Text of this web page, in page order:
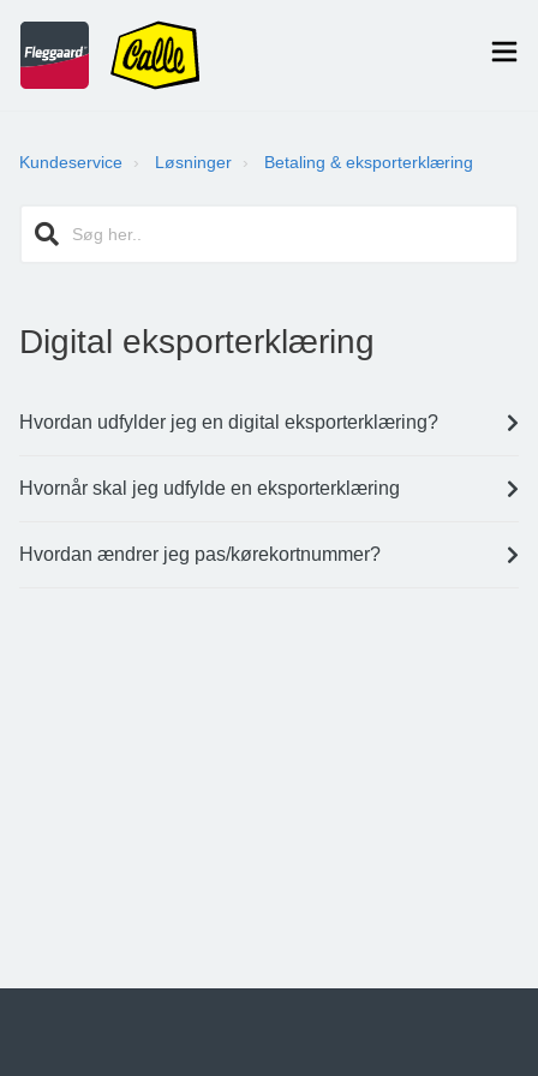
Kundeservice Løsninger Betaling & eksporterklæring
Digital eksporterklæring
Hvordan udfylder jeg en digital eksporterklæring?
Hvornår skal jeg udfylde en eksporterklæring
Hvordan ændrer jeg pas/kørekortnummer?